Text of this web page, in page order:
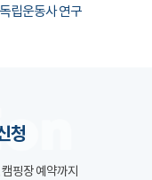
립운동사 연구
청
핑장 예약까지